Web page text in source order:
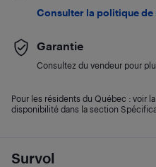
Survol
Consulter la politique de
Garantie
Consultez du vendeur pour
Pour les résidents du Québec : voir
disponibilité dans la section